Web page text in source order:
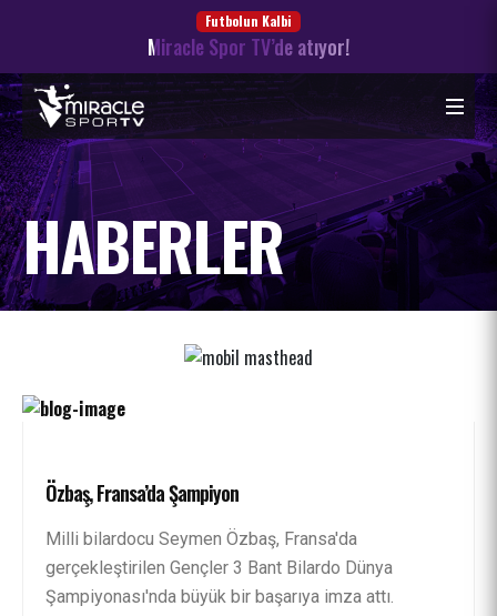
Futbolun Kalbi
Miracle Spor TV’de atıyor!
HABERLER
Özbaş, Fransa’da Şampiyon
Milli bilardocu Seymen Özbaş, Fransa'da
gerçekleştirilen Gençler 3 Bant Bilardo Dünya
Şampiyonası'nda büyük bir başarıya imza attı.